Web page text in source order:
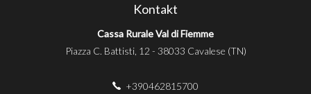
Kontakt
Cassa Rurale Val di Fiemme
Piazza C. Battisti, 12 - 38033 Cavalese (TN)
+390462815700